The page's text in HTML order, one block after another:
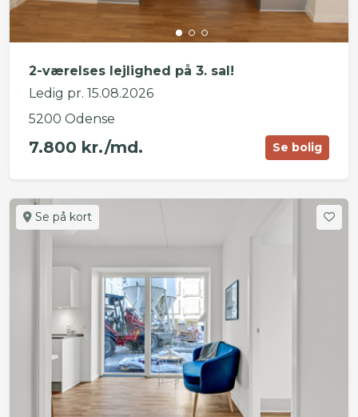
2-værelses lejlighed på 3. sal!
Ledig pr. 15.08.2026
5200 Odense
7.800 kr./md. Se bolig
Se på kort